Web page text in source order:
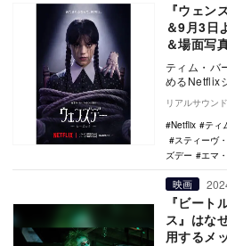
『ウェン
＆9月3
＆場面写
ティム・バ
めるNetflix
ズン2のパ
9…
リアルサウン
Netflix
ティ
スティーヴ
ズデー
エマ
映画
『ビート
ス』はな
用するメ